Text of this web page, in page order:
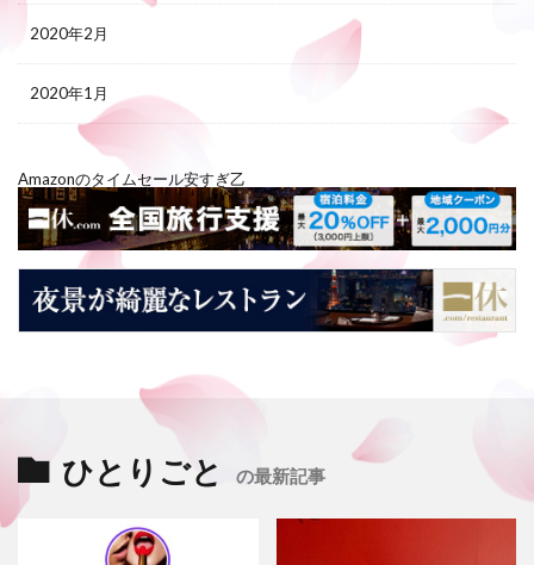
2020年2月
2020年1月
Amazonのタイムセール安すぎ乙
ひとりごと の最新記事